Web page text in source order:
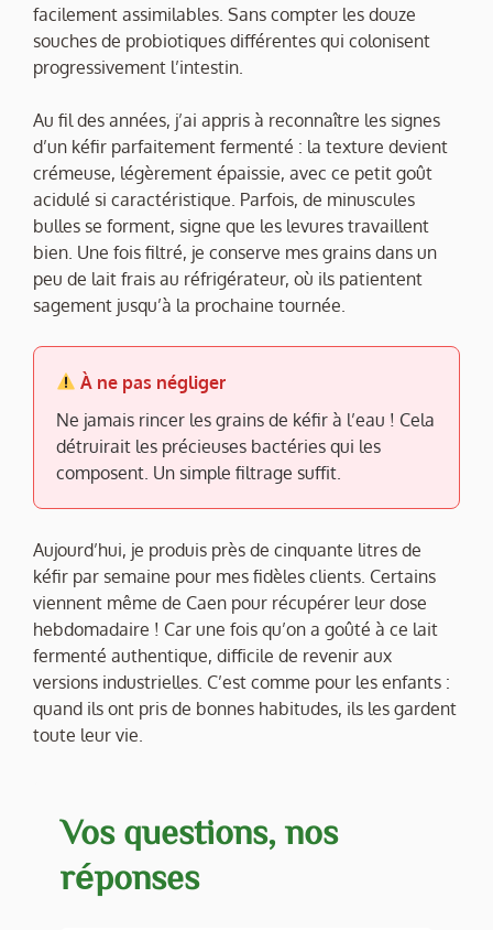
facilement assimilables. Sans compter les douze
souches de probiotiques différentes qui colonisent
progressivement l’intestin.
Au fil des années, j’ai appris à reconnaître les signes
d’un kéfir parfaitement fermenté : la texture devient
crémeuse, légèrement épaissie, avec ce petit goût
acidulé si caractéristique. Parfois, de minuscules
bulles se forment, signe que les levures travaillent
bien. Une fois filtré, je conserve mes grains dans un
peu de lait frais au réfrigérateur, où ils patientent
sagement jusqu’à la prochaine tournée.
À ne pas négliger
Ne jamais rincer les grains de kéfir à l’eau ! Cela
détruirait les précieuses bactéries qui les
composent. Un simple filtrage suffit.
Aujourd’hui, je produis près de cinquante litres de
kéfir par semaine pour mes fidèles clients. Certains
viennent même de Caen pour récupérer leur dose
hebdomadaire ! Car une fois qu’on a goûté à ce lait
fermenté authentique, difficile de revenir aux
versions industrielles. C’est comme pour les enfants :
quand ils ont pris de bonnes habitudes, ils les gardent
toute leur vie.
Vos questions, nos
réponses